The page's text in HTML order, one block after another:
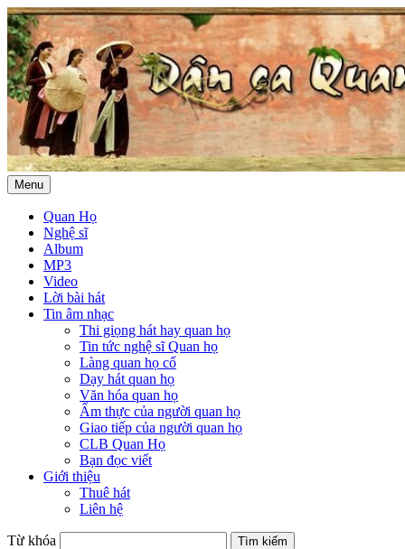
Menu
Quan Họ
Nghệ sĩ
Album
MP3
Video
Lời bài hát
Tin âm nhạc
Thi giọng hát hay quan họ
Tin tức nghệ sĩ Quan họ
Làng quan họ cổ
Dạy hát quan họ
Văn hóa quan họ
Ẩm thực của người quan họ
Giao tiếp của người quan họ
CLB Quan Họ
Bạn đọc viết
Giới thiệu
Thuê hát
Liên hệ
Từ khóa